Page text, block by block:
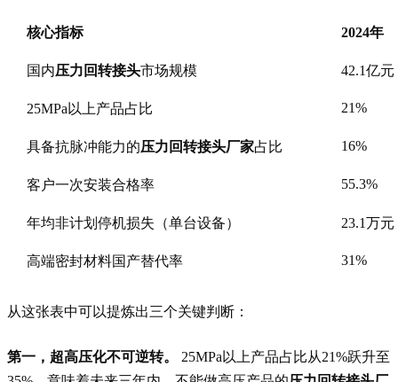
核心指标 2024年
国内压力回转接头市场规模 42.1亿元
25MPa以上产品占比 21%
具备抗脉冲能力的压力回转接头厂家占比 16%
客户一次安装合格率 55.3%
年均非计划停机损失（单台设备） 23.1万元
高端密封材料国产替代率 31%
从这张表中可以提炼出三个关键判断：
第一，超高压化不可逆转。
25MPa以上产品占比从21%跃升至